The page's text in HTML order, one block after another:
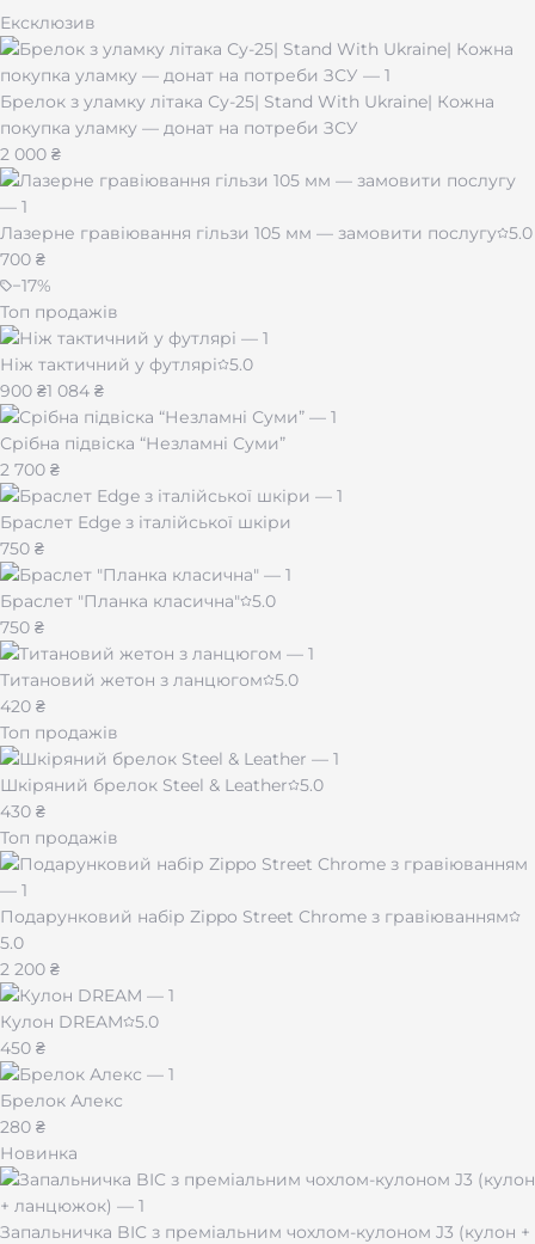
Ексклюзив
Брелок з уламку літака Су-25| Stand With Ukraine| Кожна
покупка уламку — донат на потреби ЗСУ
2 000 ₴
Лазерне гравіювання гільзи 105 мм — замовити послугу 5.0
700 ₴
−17%
Топ продажів
Ніж тактичний у футлярі
5.0
900 ₴1 084 ₴
Срібна підвіска “Незламні Суми”
2 700 ₴
Браслет Edge з італійської шкіри
750 ₴
Браслет "Планка класична"
5.0
750 ₴
Титановий жетон з ланцюгом
5.0
420 ₴
Топ продажів
Шкіряний брелок Steel & Leather
5.0
430 ₴
Топ продажів
Подарунковий набір Zippo Street Chrome з гравіюванням
5.0
2 200 ₴
Кулон DREAM
5.0
450 ₴
Брелок Алекс
280 ₴
Новинка
Запальничка BIC з преміальним чохлом-кулоном J3 (кулон +